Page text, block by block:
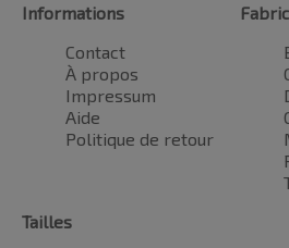
Informations
Contact
À propos
Impressum
Aide
Politique de retour
Tailles